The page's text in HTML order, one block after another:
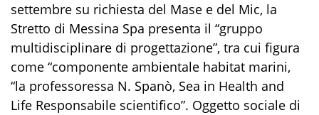
settembre su richiesta del Mase e del Mic, la
Stretto di Messina Spa presenta il “gruppo
multidisciplinare di progettazione”, tra cui figura
come “componente ambientale habitat marini,
“la professoressa N. Spanò, Sea in Health and
Life Responsabile scientifico”. Oggetto sociale di